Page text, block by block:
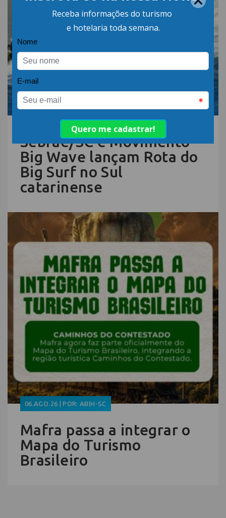
Sebrae/SC e Movimento
Big Wave lançam Rota do
Big Surf no Sul
catarinense
06.AGO.26 | POR: ABIH-SC
Mafra passa a integrar o
Mapa do Turismo
Brasileiro